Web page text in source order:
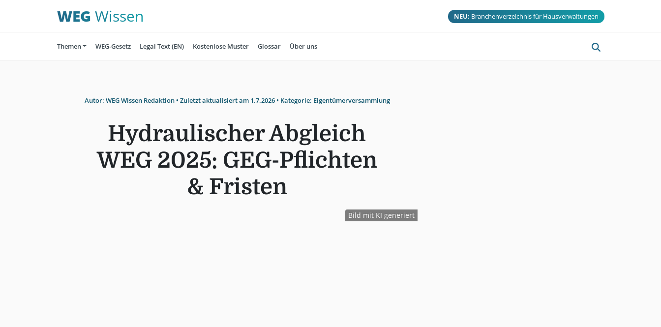
WEG Wissen NEU: Branchenverzeichnis für Hausverwaltungen
Themen WEG-Gesetz Legal Text (EN) Kostenlose Muster Glossar Über uns
Autor: WEG Wissen Redaktion• Zuletzt aktualisiert am 1.7.2026• Kategorie: Eigentümerversammlung
Hydraulischer Abgleich
WEG 2025: GEG-Pflichten
& Fristen
Bild mit KI generiert